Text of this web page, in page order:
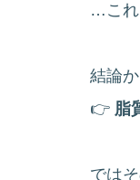
…これ
結論
👉 脂
では